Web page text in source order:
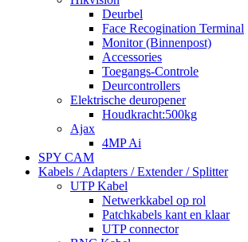
Deurbel
Face Recogination Terminal
Monitor (Binnenpost)
Accessories
Toegangs-Controle
Deurcontrollers
Elektrische deuropener
Houdkracht:500kg
Ajax
4MP Ai
SPY CAM
Kabels / Adapters / Extender / Splitter
UTP Kabel
Netwerkkabel op rol
Patchkabels kant en klaar
UTP connector